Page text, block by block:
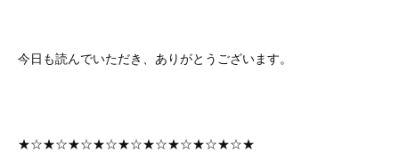
今日も読んでいただき、ありがとうございます。
★☆★☆★☆★☆★☆★☆★☆★☆★☆★